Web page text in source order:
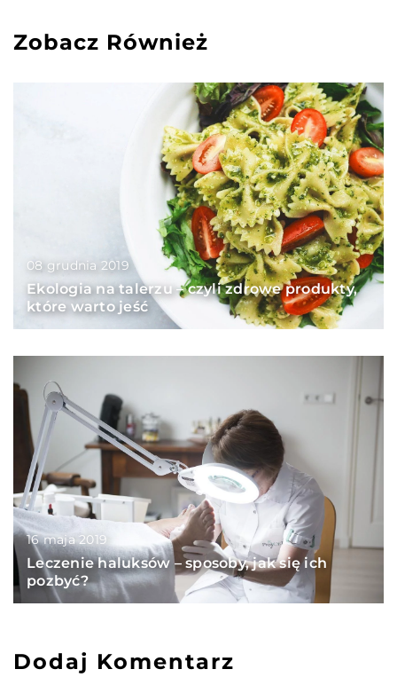
Zobacz Również
08 grudnia 2019
Ekologia na talerzu – czyli zdrowe produkty,
które warto jeść
16 maja 2019
Leczenie haluksów – sposoby, jak się ich
pozbyć?
Dodaj Komentarz